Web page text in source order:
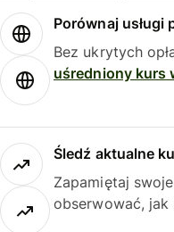
Porównaj usługi
Bez ukrytych
uśredniony kurs
Śledź aktualne
Zapamiętaj
obserwować, jak